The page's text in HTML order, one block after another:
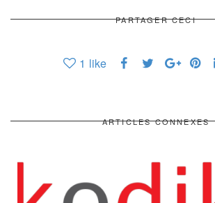
PARTAGER CECI
1 like
ARTICLES CONNEXES